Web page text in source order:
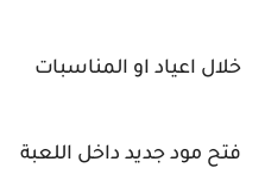
خلال اعياد او المناسبات
فتح مود جديد داخل اللعبة